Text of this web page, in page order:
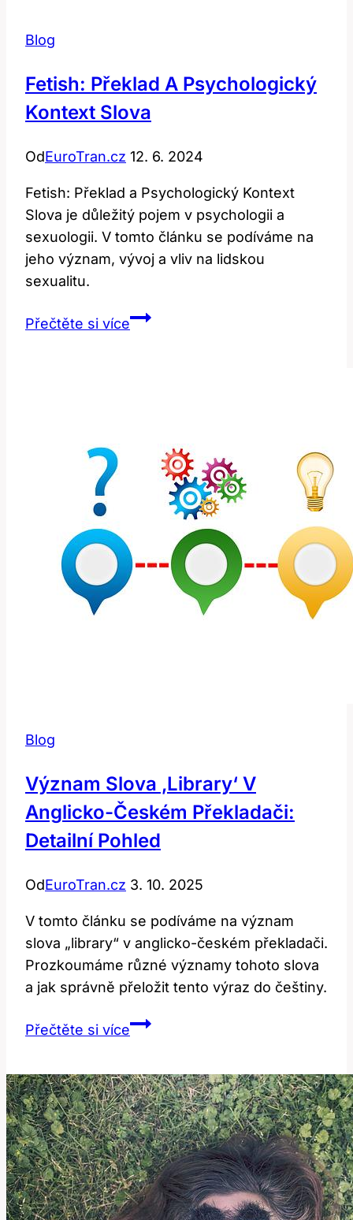
Znamená?
Blog
Fetish: Překlad A Psychologický
Kontext Slova
OdEuroTran.cz 12. 6. 2024
Fetish: Překlad a Psychologický Kontext
Slova je důležitý pojem v psychologii a
sexuologii. V tomto článku se podíváme na
jeho význam, vývoj a vliv na lidskou
sexualitu.
Přečtěte si víceFetish:
Blog
Význam Slova ‚Library‘ V
Anglicko-Českém Překladači:
Detailní Pohled
OdEuroTran.cz 3. 10. 2025
V tomto článku se podíváme na význam
slova „library“ v anglicko-českém překladači.
Prozkoumáme různé významy tohoto slova
a jak správně přeložit tento výraz do češtiny.
Přečtěte si víceVýznam
v
Anglicko-
Českém
Překladači:
Detailní
Pohled